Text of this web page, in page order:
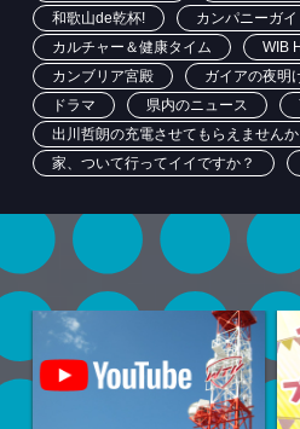
和歌山de乾杯!
カンパニーガイ
カルチャー＆健康タイム
WIB
カンブリア宮殿
ガイアの夜明
ドラマ
県内のニュース
出川哲朗の充電させてもらえませんか
家、ついて行ってイイですか？